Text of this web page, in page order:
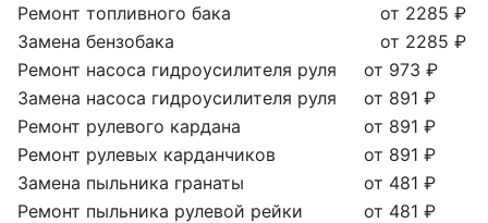
Ремонт топливного бака
от 2285 ₽
Замена бензобака
от 2285 ₽
Ремонт насоса гидроусилителя руля
от 973 ₽
Замена насоса гидроусилителя руля
от 891 ₽
Ремонт рулевого кардана
от 891 ₽
Ремонт рулевых карданчиков
от 891 ₽
Замена пыльника гранаты
от 481 ₽
Ремонт пыльника рулевой рейки
от 481 ₽